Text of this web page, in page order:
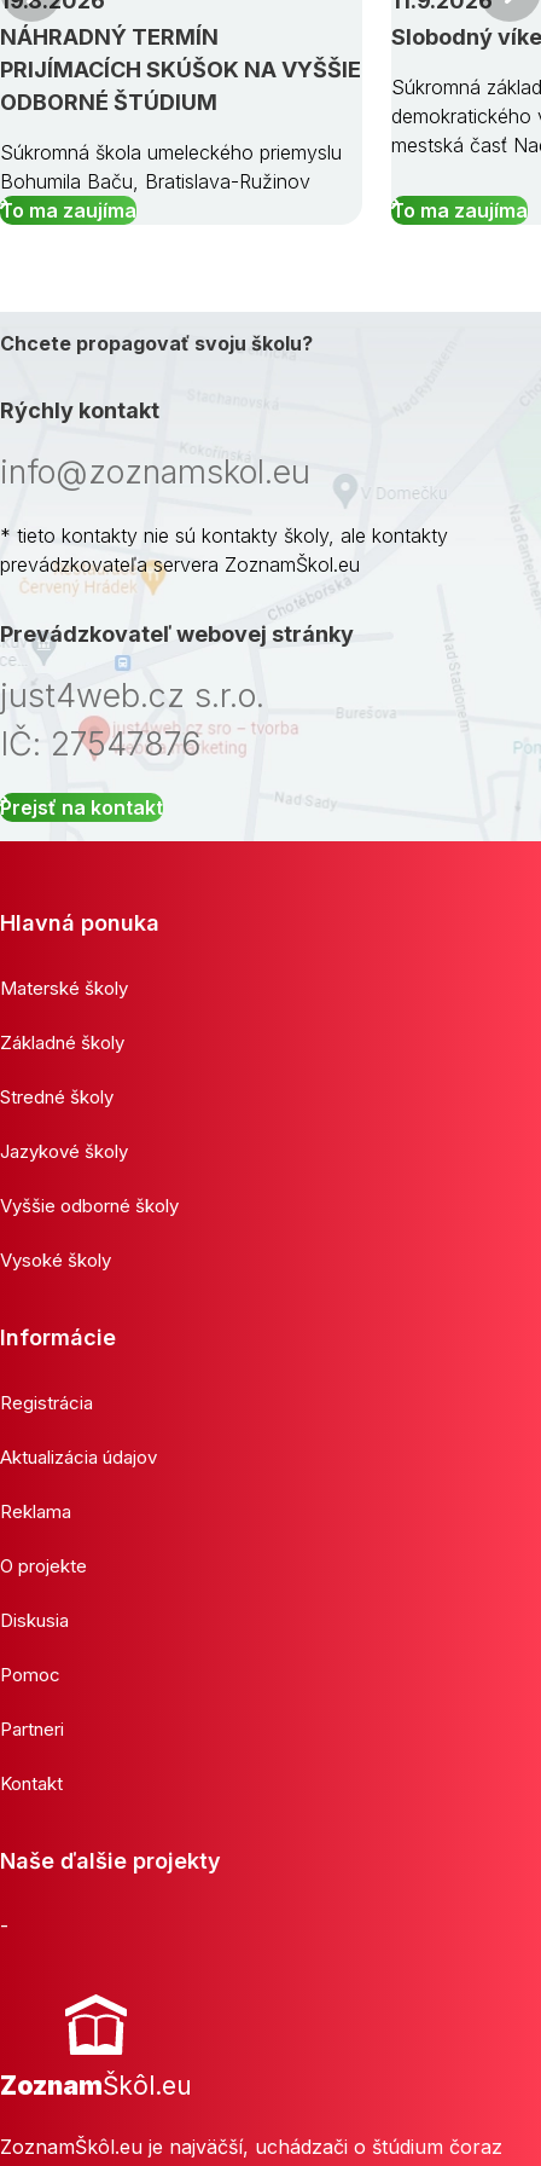
NÁHRADNÝ TERMÍN
PRIJÍMACÍCH SKÚŠOK NA VYŠŠIE
ODBORNÉ ŠTÚDIUM
Súkromná škola umeleckého priemyslu
Bohumila Baču, Bratislava-Ružinov
To ma zaujíma
Slobodný
Súkromná
demokratického
mestská časť
To ma zaujíma
Chcete propagovať svoju školu?
Rýchly kontakt
info@zoznamskol.eu
* tieto kontakty nie sú kontakty školy, ale kontakty
prevádzkovateľa servera ZoznamŠkol.eu
Prevádzkovateľ webovej stránky
just4web.cz s.r.o.
IČ: 27547876
Prejsť na kontakt
Hlavná ponuka
Materské školy
Základné školy
Stredné školy
Jazykové školy
Vyššie odborné školy
Vysoké školy
Informácie
Registrácia
Aktualizácia údajov
Reklama
O projekte
Diskusia
Pomoc
Partneri
Kontakt
Naše ďalšie projekty
-
ZoznamŠkôl.eu
ZoznamŠkôl.eu je najväčší, uchádzači o štúdium čoraz